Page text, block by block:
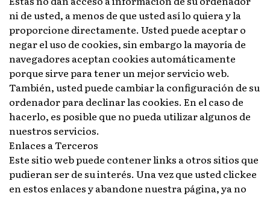
ni de usted, a menos de que usted así lo quiera y la
proporcione directamente. Usted puede aceptar o
negar el uso de cookies, sin embargo la mayoría de
navegadores aceptan cookies automáticamente
porque sirve para tener un mejor servicio web.
También, usted puede cambiar la configuración de su
ordenador para declinar las cookies. En el caso de
hacerlo, es posible que no pueda utilizar algunos de
nuestros servicios.
Enlaces a Terceros
Este sitio web puede contener links a otros sitios que
pudieran ser de su interés. Una vez que usted clickee
en estos enlaces y abandone nuestra página, ya no